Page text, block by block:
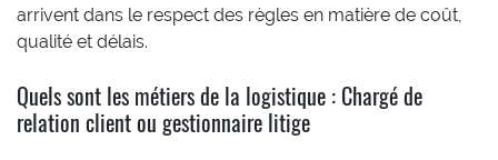
arrivent dans le respect des règles en matière de coût,
qualité et délais.
Quels sont les métiers de la logistique : Chargé de
relation client ou gestionnaire litige